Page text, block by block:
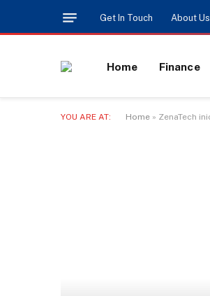
Get In Touch About Us
Home Finance
YOU ARE AT: Home » ZenaTech